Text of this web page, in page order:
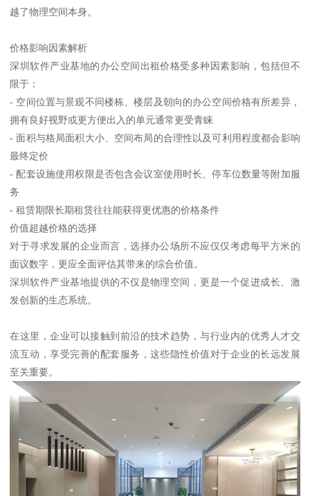
越了物理空间本身。
价格影响因素解析
深圳软件产业基地的办公空间出租价格受多种因素影响，包括但不
限于：
- 空间位置与景观不同楼栋、楼层及朝向的办公空间价格有所差异，
拥有良好视野或更方便出入的单元通常更受青睐
- 面积与格局面积大小、空间布局的合理性以及可利用程度都会影响
最终定价
- 配套设施使用权限是否包含会议室使用时长、停车位数量等附加服
务
- 租赁期限长期租赁往往能获得更优惠的价格条件
价值超越价格的选择
对于寻求发展的企业而言，选择办公场所不应仅仅考虑每平方米的
面议数字，更应全面评估其带来的综合价值。
深圳软件产业基地提供的不仅是物理空间，更是一个促进成长、激
发创新的生态系统。
在这里，企业可以接触到前沿的技术趋势，与行业内的优秀人才交
流互动，享受完善的配套服务，这些隐性价值对于企业的长远发展
至关重要。